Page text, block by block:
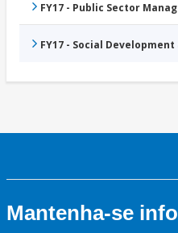
FY17 - Public Sector
FY17 - Social
Mantenha-se